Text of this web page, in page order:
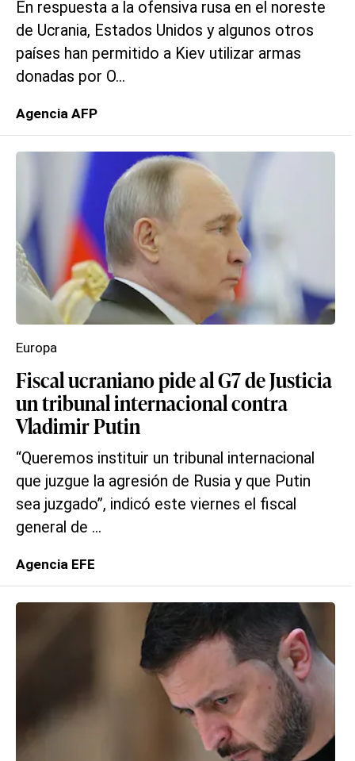
En respuesta a la ofensiva rusa en el noreste
de Ucrania, Estados Unidos y algunos otros
países han permitido a Kiev utilizar armas
donadas por O...
Agencia AFP
Fiscal ucraniano pide al G7 de Justicia
un tribunal internacional contra
Vladimir Putin
“Queremos instituir un tribunal internacional
que juzgue la agresión de Rusia y que Putin
sea juzgado”, indicó este viernes el fiscal
general de ...
Europa
Agencia EFE